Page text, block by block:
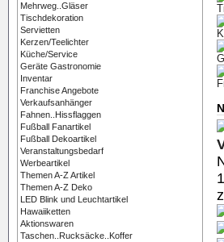
Mehrweg..Gläser
Tischdekoration
Servietten
Kerzen/Teelichter
Küche/Service
Geräte Gastronomie
Inventar
Franchise Angebote
Verkaufsanhänger
Fahnen..Hissflaggen
Fußball Fanartikel
Fußball Dekoartikel
Veranstaltungsbedarf
Werbeartikel
Themen A-Z Artikel
Themen A-Z Deko
LED Blink und Leuchtartikel
Hawaiiketten
Aktionswaren
Taschen..Rucksäcke..Koffer